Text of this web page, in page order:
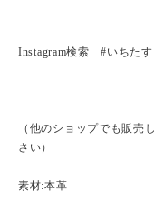
Instagram検索 #いちたす
（他のショップでも販売
さい）
素材:本革